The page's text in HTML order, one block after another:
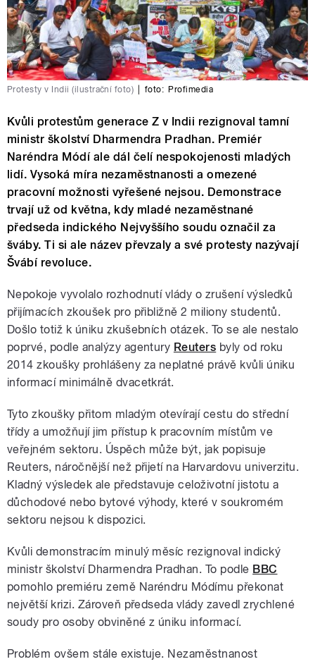
Protesty v Indii (ilustrační foto) foto: Profimedia
Kvůli protestům generace Z v Indii rezignoval tamní
ministr školství Dharmendra Pradhan. Premiér
Naréndra Módí ale dál čelí nespokojenosti mladých
lidí. Vysoká míra nezaměstnanosti a omezené
pracovní možnosti vyřešené nejsou. Demonstrace
trvají už od května, kdy mladé nezaměstnané
předseda indického Nejvyššího soudu označil za
šváby. Ti si ale název převzaly a své protesty nazývají
Švábí revoluce.
Nepokoje vyvolalo rozhodnutí vlády o zrušení výsledků
přijímacích zkoušek pro přibližně 2 miliony studentů.
Došlo totiž k úniku zkušebních otázek. To se ale nestalo
poprvé, podle analýzy agentury Reuters byly od roku
2014 zkoušky prohlášeny za neplatné právě kvůli úniku
informací minimálně dvacetkrát.
Tyto zkoušky přitom mladým otevírají cestu do střední
třídy a umožňují jim přístup k pracovním místům ve
veřejném sektoru. Úspěch může být, jak popisuje
Reuters, náročnější než přijetí na Harvardovu univerzitu.
Kladný výsledek ale představuje celoživotní jistotu a
důchodové nebo bytové výhody, které v soukromém
sektoru nejsou k dispozici.
Kvůli demonstracím minulý měsíc rezignoval indický
ministr školství Dharmendra Pradhan. To podle BBC
pomohlo premiéru země Naréndru Módímu překonat
největší krizi. Zároveň předseda vlády zavedl zrychlené
soudy pro osoby obviněné z úniku informací.
Problém ovšem stále existuje. Nezaměstnanost